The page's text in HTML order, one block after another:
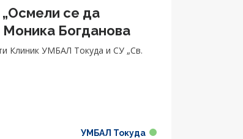
се да
Моника Богданова
Клиник УМБАЛ Токуда и СУ „Св.
УМБАЛ Токуда